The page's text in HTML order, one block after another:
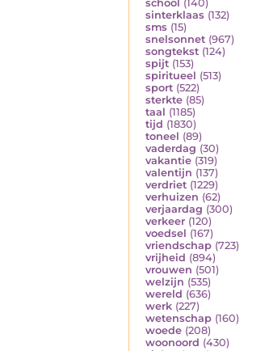
school (140)
sinterklaas (132)
sms (15)
snelsonnet (967)
songtekst (124)
spijt (153)
spiritueel (513)
sport (522)
sterkte (85)
taal (1185)
tijd (1830)
toneel (89)
vaderdag (30)
vakantie (319)
valentijn (137)
verdriet (1229)
verhuizen (62)
verjaardag (300)
verkeer (120)
voedsel (167)
vriendschap (723)
vrijheid (894)
vrouwen (501)
welzijn (535)
wereld (636)
werk (227)
wetenschap (160)
woede (208)
woonoord (430)